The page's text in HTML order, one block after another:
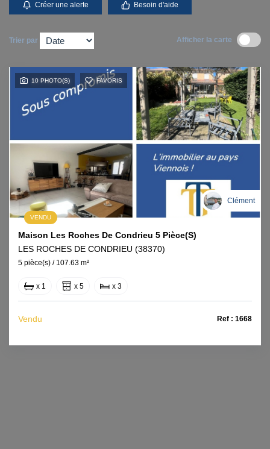
Créer une alerte
Besoin d'aide
Trier par Afficher la carte
10 PHOTO(S) FAVORIS
Clément
VENDU
Maison Les Roches De Condrieu 5 Pièce(s)
LES ROCHES DE CONDRIEU (38370)
5 pièce(s) / 107.63 m²
x 1 x 5 x 3
Vendu Ref : 1668